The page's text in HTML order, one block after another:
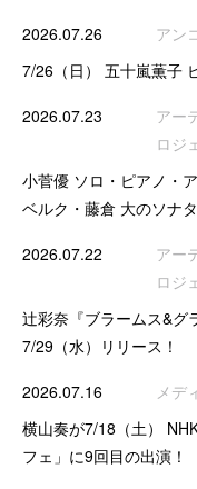
2026.07.26
アン
7/26（日） 五十嵐薫子
2026.07.23
アー
ロジ
小菅優 ソロ・ピアノ・
ベルク・藤倉 大のソナ
2026.07.22
アー
ロジ
辻彩奈『ブラームス&グ
7/29（水）リリース！
2026.07.16
メデ
横山奏が7/18（土）
フェ」に9回目の出演！